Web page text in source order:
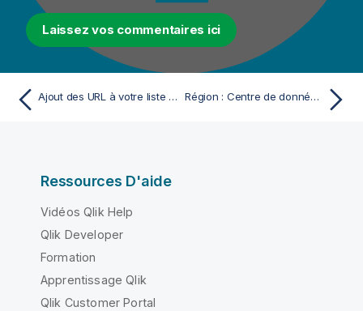
Laissez vos commentaires ici
Ajout des URL à votre liste d'autorisation de proxy et pare-feu Région : Centre de données AWS Australie
Ressources D'aide
Vidéos Qlik Help
Qlik Developer
Formation
Apprentissage Qlik
Qlik Customer Portal